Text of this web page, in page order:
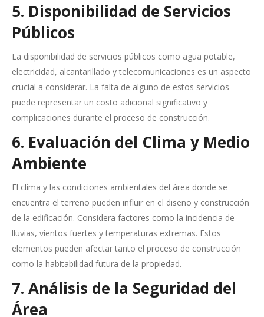
5. Disponibilidad de Servicios
Públicos
La disponibilidad de servicios públicos como agua potable,
electricidad, alcantarillado y telecomunicaciones es un aspecto
crucial a considerar. La falta de alguno de estos servicios
puede representar un costo adicional significativo y
complicaciones durante el proceso de construcción.
6. Evaluación del Clima y Medio
Ambiente
El clima y las condiciones ambientales del área donde se
encuentra el terreno pueden influir en el diseño y construcción
de la edificación. Considera factores como la incidencia de
lluvias, vientos fuertes y temperaturas extremas. Estos
elementos pueden afectar tanto el proceso de construcción
como la habitabilidad futura de la propiedad.
7. Análisis de la Seguridad del
Área